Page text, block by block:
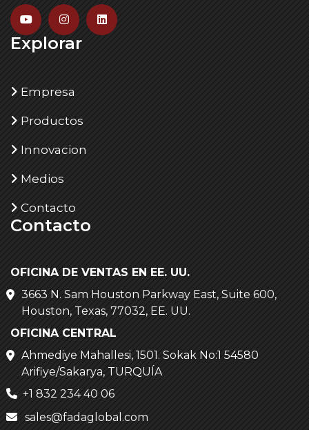
Explorar
Empresa
Productos
Innovacion
Medios
Contacto
Contacto
OFICINA DE VENTAS EN EE. UU.
3663 N. Sam Houston Parkway East, Suite 600,
Houston, Texas, 77032, EE. UU.
OFICINA CENTRAL
Ahmediye Mahallesi, 1501. Sokak No:1 54580
Arifiye/Sakarya, TURQUÍA
+1 832 234 40 06
sales@fadaglobal.com